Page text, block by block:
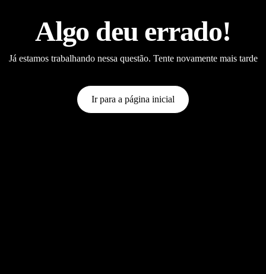
Algo deu errado!
Já estamos trabalhando nessa questão. Tente novamente mais tarde
Ir para a página inicial